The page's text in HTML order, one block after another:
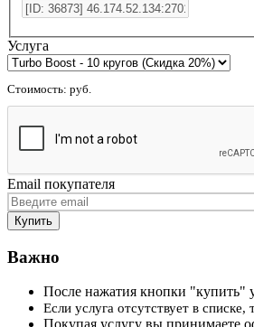
Услуга
Стоимость: руб.
Email покупателя
Важно
После нажатия кнопки "купить" у
Если услуга отсутствует в